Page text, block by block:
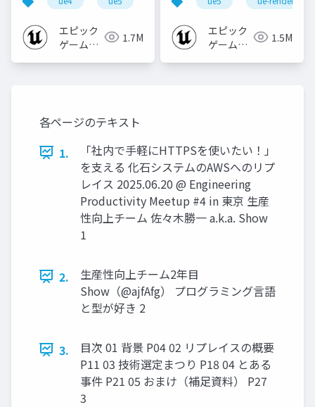
エピック
ゲームズ
1.7M
エピック
ゲームズ
1.5M
各ページのテキスト
1.
「社内で手軽にHTTPSを使いたい！」
を支える 化石システムのAWSへのリプ
レイス 2025.06.20 @ Engineering
Productivity Meetup #4 in 東京 生産
性向上チーム 佐々木勝一 a.k.a. Show
1
2.
生産性向上チーム2年目
Show（@ajfAfg） プログラミング言語
と型が好き 2
3.
目次 01 背景 P04 02 リプレイスの概要
P11 03 技術選定まつり P18 04 とある
事件 P21 05 おまけ（補足資料） P27
3